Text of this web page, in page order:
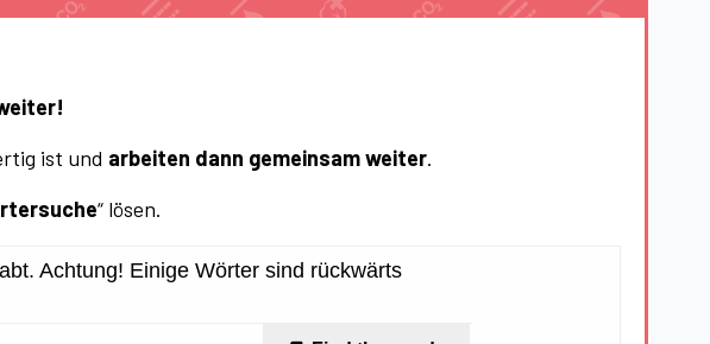
ist und arbeiten dann gemeinsamweiter.
“ lösen.